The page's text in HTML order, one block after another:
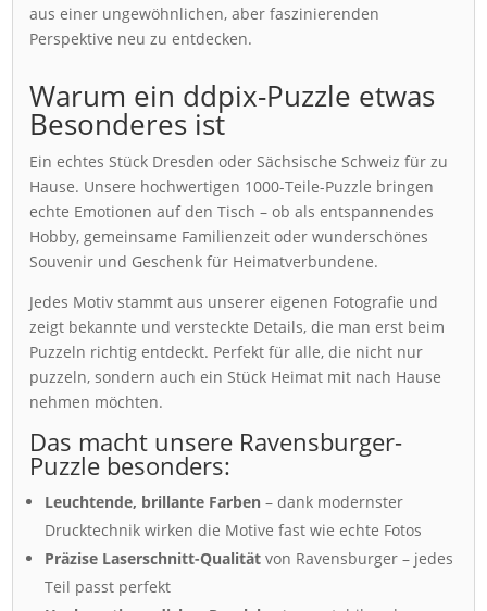
aus einer ungewöhnlichen, aber faszinierenden
Perspektive neu zu entdecken.
Warum ein ddpix-Puzzle etwas
Besonderes ist
Ein echtes Stück Dresden oder Sächsische Schweiz für zu
Hause. Unsere hochwertigen 1000-Teile-Puzzle bringen
echte Emotionen auf den Tisch – ob als entspannendes
Hobby, gemeinsame Familienzeit oder wunderschönes
Souvenir und Geschenk für Heimatverbundene.
Jedes Motiv stammt aus unserer eigenen Fotografie und
zeigt bekannte und versteckte Details, die man erst beim
Puzzeln richtig entdeckt. Perfekt für alle, die nicht nur
puzzeln, sondern auch ein Stück Heimat mit nach Hause
nehmen möchten.
Das macht unsere Ravensburger-
Puzzle besonders:
Leuchtende, brillante Farben – dank modernster
Drucktechnik wirken die Motive fast wie echte Fotos
Präzise Laserschnitt-Qualität von Ravensburger – jedes
Teil passt perfekt